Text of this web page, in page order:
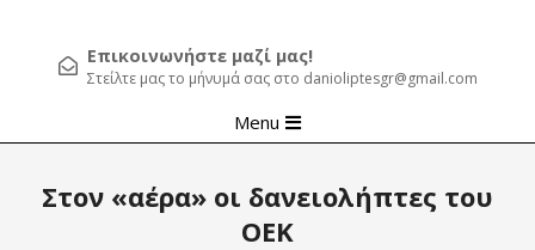
Επικοινωνήστε μαζί μας!
Στείλτε μας το μήνυμά σας στο danioliptesgr@gmail.com
Navigation
Menu
Στον «αέρα» οι δανειολήπτες του
ΟΕΚ